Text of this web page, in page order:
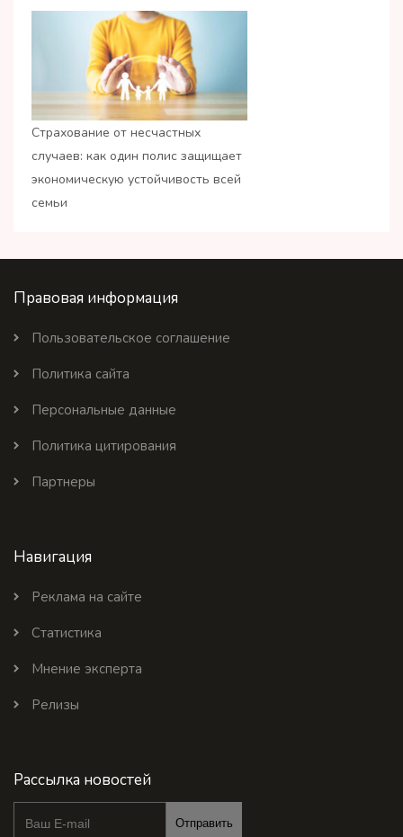
Страхование от несчастных
случаев: как один полис защищает
экономическую устойчивость всей
семьи
Правовая информация
Пользовательское соглашение
Политика сайта
Персональные данные
Политика цитирования
Партнеры
Навигация
Реклама на сайте
Статистика
Мнение эксперта
Релизы
Рассылка новостей
Отправить